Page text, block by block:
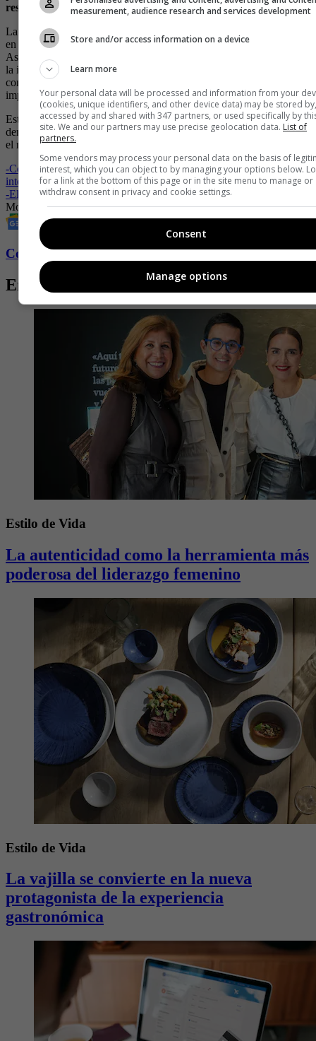
respondido la marca a esta tendencia en la región?
La sostenibilidad en la moda se ha convertido en un tema prioritario
en la agenda global. Ya sea que vivamos en América Latina, Europa,
Asia o cualquier otra parte del mundo, todos somos conscientes de
la importancia de cambiar nuestros hábitos y actitudes en relación
con la moda para preservar los recursos naturales y reducir el
impacto ambiental.
Esta conciencia compartida se ha traducido en una creciente
demanda por parte de los consumidores de moda sostenible en todo
el mundo.
-Colombiamoda 2026 cerró con cifras que consolidan la proyección
internacional de la moda colombiana
-El jardín de las diosas
Moda
TendenciasEstilo
Conozca más de Fucsia aquí
Entradas relacionadas
Estilo de Vida
La autenticidad como la herramienta más
poderosa del liderazgo femenino
Estilo de Vida
La vajilla se convierte en la nueva
protagonista de la experiencia
gastronómica
measurement, audience research and services development
Store and/or access information on a device
Learn more
Your personal data will be processed and information from your
(cookies, unique identifiers, and other device data) may be stored by,
accessed by and shared with 347 partners, or used specifically by
site. We and our partners may use precise geolocation data. List of
partners.
Some vendors may process your personal data on the basis of
interest, which you can object to by managing your options below.
for a link at the bottom of this page or in the site menu to manage or
withdraw consent in privacy and cookie settings.
Consent
Manage options